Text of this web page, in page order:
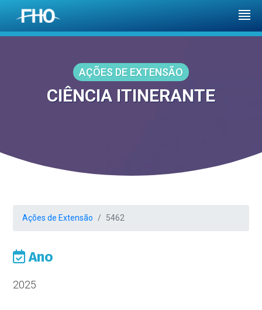
AÇÕES DE EXTENSÃO
CIÊNCIA ITINERANTE
Ações de Extensão 5462
Ano
2025